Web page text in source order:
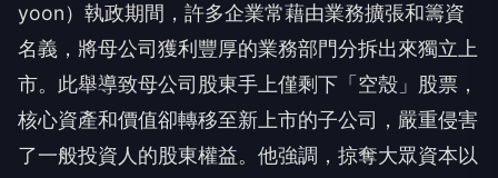
yoon）執政期間，許多企業常藉由業務擴張和籌資
名義，將母公司獲利豐厚的業務部門分拆出來獨立上
市。此舉導致母公司股東手上僅剩下「空殼」股票，
核心資產和價值卻轉移至新上市的子公司，嚴重侵害
了一般投資人的股東權益。他強調，掠奪大眾資本以